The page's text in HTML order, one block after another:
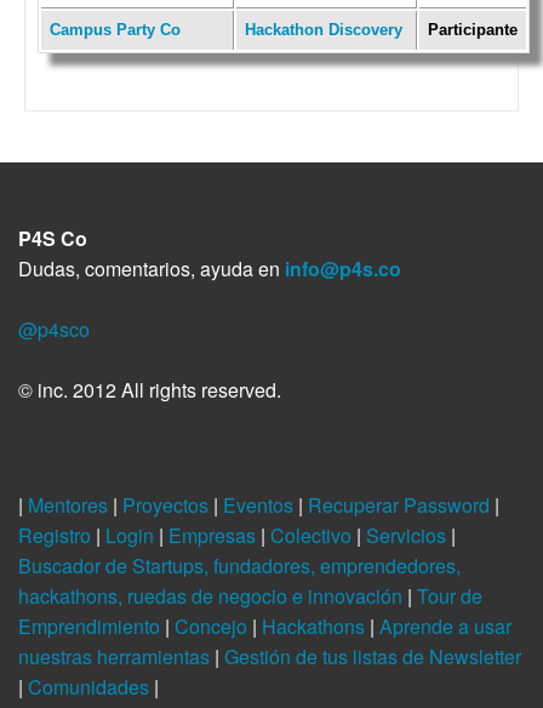
Campus Party Co Hackathon Discovery Participante
P4S Co
Dudas, comentarios, ayuda en info@p4s.co
@p4sco
© inc. 2012 All rights reserved.
| Mentores | Proyectos | Eventos | Recuperar Password |
Registro | Login | Empresas | Colectivo | Servicios |
Buscador de Startups, fundadores, emprendedores,
hackathons, ruedas de negocio e innovación | Tour de
Emprendimiento | Concejo | Hackathons | Aprende a usar
nuestras herramientas | Gestión de tus listas de Newsletter
| Comunidades |